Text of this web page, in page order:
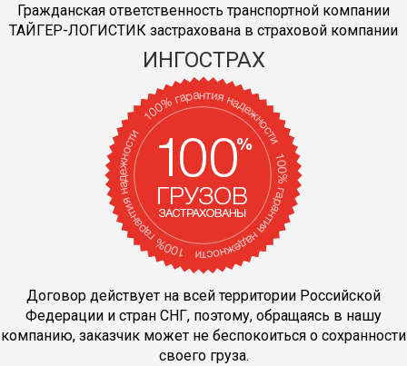
Гражданская ответственность транспортной компании
ТАЙГЕР-ЛОГИСТИК застрахована в страховой компании
ИНГОСТРАХ
Договор действует на всей территории Российской
Федерации и стран СНГ, поэтому, обращаясь в нашу
компанию, заказчик может не беспокоиться о сохранности
своего груза.